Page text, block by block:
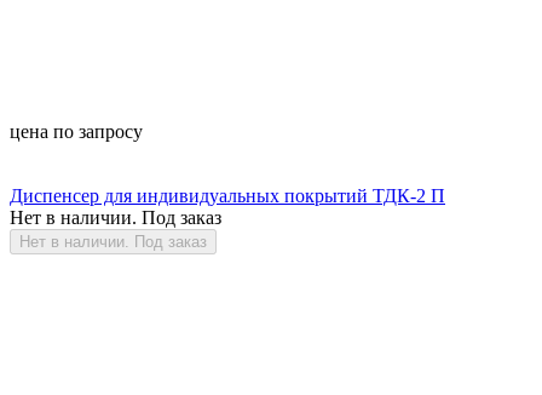
цена по запросу
Диспенсер для индивидуальных покрытий ТДК-2 П
Нет в наличии. Под заказ
Нет в наличии. Под заказ